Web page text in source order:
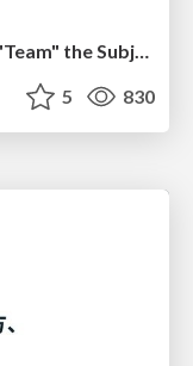
チームを主語にしてみる / Making "Team" the Subject
5 830